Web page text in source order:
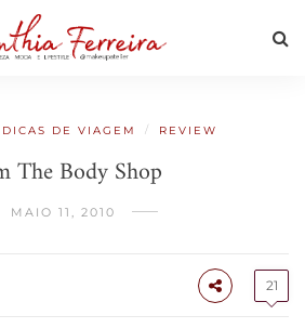
DICAS DE VIAGEM / REVIEW
The Body Shop
MAIO 11, 2010
21